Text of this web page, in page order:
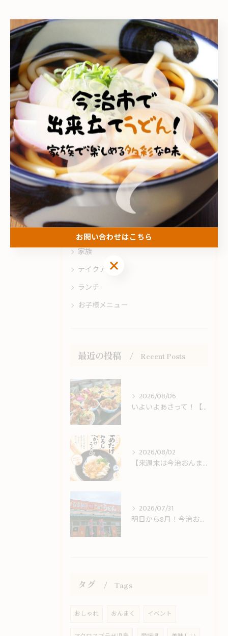
こがね製麺所 今治鳥生店 こがね製麺所 今治ハローズ中寺店 家族
テイクアウト ランチ お子様メニュー
< 前のページ 一覧に戻る 次のページ >
カテゴリー Categories
全てのカテゴリー
こがね製麺所 今治鳥生店
こがね製麺所 今治ハローズ中寺店
こがね製麺所 多度津店
多度津町のうどん
家族
テイクアウト
ランチ
お子様メニュー
最近の投稿 Recent Posts
2026/08/06
いよいよあさって！【今治おんまく】＆しまなみ海道観光のお客様をお出迎え！
2026/08/02
【来週末は今治おんまく！】猛暑の休日ランチは冷やしうどんでサッパリと
2026/07/31
明日から8月！今治おんまく＆8月限定LINEクーポンスタートのお知らせ
タグ Tags
おしゃれ おんまく イベント
お問い合わせはこちら
お問い合わせはこちら